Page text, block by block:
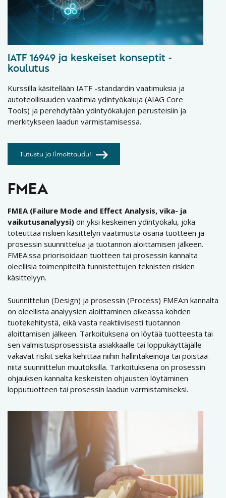
IATF 16949 ja keskeiset konseptit -
koulutus
Kurssilla käsitellään IATF -standardin vaatimuksia ja
autoteollisuuden vaatimia ydintyökaluja (AIAG Core
Tools) ja perehdytään ydintyökalujen perusteisiin ja
merkitykseen laadun varmistamisessa.
Tutustu ja ilmoittaudu!
FMEA
FMEA (Failure Mode and Effect Analysis, vika- ja
vaikutusanalyysi) on yksi keskeinen ydintyökalu, joka
toteuttaa riskien käsittelyn vaatimusta osana tuotteen ja
prosessin suunnittelua ja tuotannon aloittamisen jälkeen.
FMEA:ssa priorisoidaan tuotteen tai prosessin kannalta
oleellisia toimenpiteitä tunnistettujen teknisten riskien
käsittelyyn.
Suunnittelun (Design) ja prosessin (Process) FMEA:n kannalta
on oleellista analyysien aloittaminen oikeassa kohden
tuotekehitystä, eikä vasta reaktiivisesti tuotannon
aloittamisen jälkeen. Tarkoituksena on löytää tuotteesta tai
sen valmistusprosessista asiakkaalle tai loppukäyttäjälle
vakavat riskit sekä kehittää niihin hallintakeinoja tai poistaa
niitä suunnittelun muutoksilla. Tarkoituksena on prosessin
ohjauksen kannalta keskeisten ohjausten löytäminen
lopputuotteen tai prosessin laadun varmistamiseksi.